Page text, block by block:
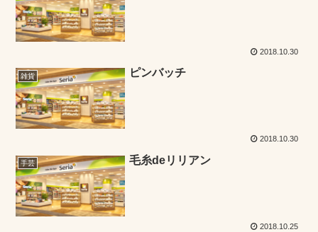
2018.10.30
雑貨 ピンバッチ
2018.10.30
手芸 毛糸deリリアン
2018.10.25